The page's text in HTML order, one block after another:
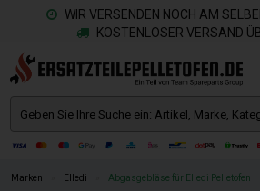
WIR VERSENDEN NOCH AM
KOSTENLOSER VERSAND
Marken Elledi Abgasgebläse für Elledi Pelletofen